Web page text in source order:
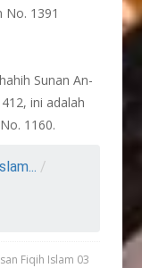
No. 1391
Sunan An-
ini adalah
1160.
/
Fiqih Islam 03